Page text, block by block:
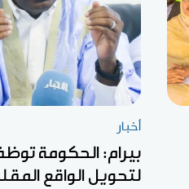
أخبار
بيرام: الحكومة
لتحويل الواقع